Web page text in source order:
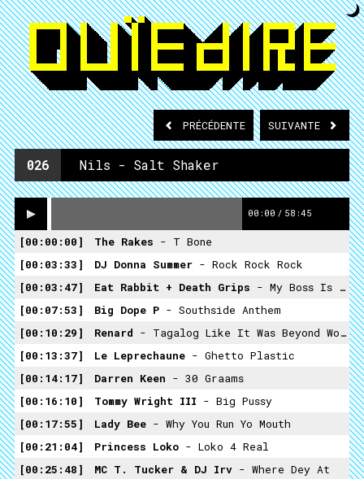
PRÉCÉDENTE SUIVANTE
026 Nils - Salt Shaker
00:00 / 58:45
00:00:00 The Rakes - T Bone
00:03:33
DJ Donna Summer - Rock Rock Rock
00:03:47
Eat Rabbit + Death Grips - My Boss Is A Secretary Fucker + Culture Shock (nils Gasp Mashup)
00:07:53
Big Dope P - Southside Anthem
00:10:29
Renard - Tagalog Like It Was Beyond Worth
00:13:37
Le Leprechaune - Ghetto Plastic
00:14:17
Darren Keen - 30 Graams
00:16:10
Tommy Wright III - Big Pussy
00:17:55
Lady Bee - Why You Run Yo Mouth
00:21:04
Princess Loko - Loko 4 Real
00:25:48
MC T. Tucker & DJ Irv - Where Dey At